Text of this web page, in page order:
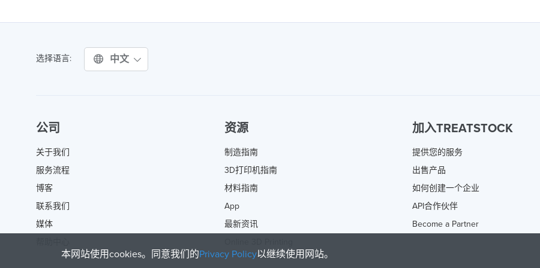
选择语言: 中文
公司
关于我们
服务流程
博客
联系我们
媒体
资源
制造指南
3D打印机指南
材料指南
App
最新资讯
加入TREATSTOCK
提供您的服务
出售产品
如何创建一个企业
API合作伙伴
Become a Partner
本网站使用cookies。同意我们的Privacy Policy以继续使用网站。